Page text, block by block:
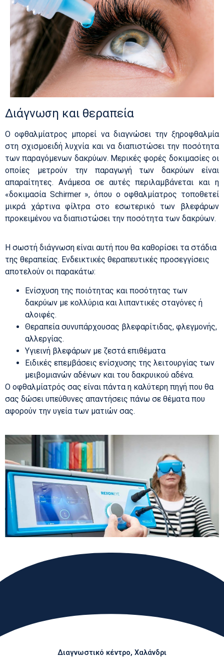
Διάγνωση και θεραπεία
Ο οφθαλμίατρος μπορεί να διαγνώσει την ξηροφθαλμία
στη σχισμοειδή λυχνία και να διαπιστώσει την ποσότητα
των παραγόμενων δακρύων. Μερικές φορές δοκιμασίες οι
οποίες μετρούν την παραγωγή των δακρύων είναι
απαραίτητες. Ανάμεσα σε αυτές περιλαμβάνεται και η
«δοκιμασία Schirmer », όπου ο οφθαλμίατρος τοποθετεί
μικρά χάρτινα φίλτρα στο εσωτερικό των βλεφάρων
προκειμένου να διαπιστώσει την ποσότητα των δακρύων.
Η σωστή διάγνωση είναι αυτή που θα καθορίσει τα στάδια
της θεραπείας. Ενδεικτικές θεραπευτικές προσεγγίσεις
αποτελούν οι παρακάτω:
Ενίσχυση της ποιότητας και ποσότητας των
δακρύων με κολλύρια και λιπαντικές σταγόνες ή
αλοιφές.
Θεραπεία συνυπάρχουσας βλεφαρίτιδας, φλεγμονής,
αλλεργίας.
Υγιεινή βλεφάρων με ζεστά επιθέματα
Ειδικές επεμβάσεις ενίσχυσης της λειτουργίας των
μειβομιανών αδένων και του δακρυικού αδένα.
Ο οφθαλμίατρός σας είναι πάντα η καλύτερη πηγή που θα
σας δώσει υπεύθυνες απαντήσεις πάνω σε θέματα που
αφορούν την υγεία των ματιών σας.
Διαγνωστικό κέντρο, Χαλάνδρι